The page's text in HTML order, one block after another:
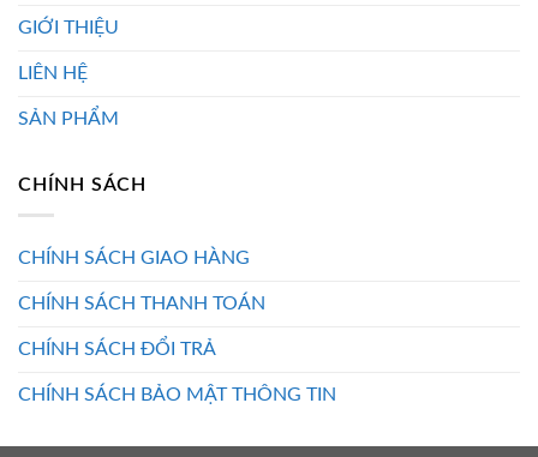
GIỚI THIỆU
LIÊN HỆ
SẢN PHẨM
CHÍNH SÁCH
CHÍNH SÁCH GIAO HÀNG
CHÍNH SÁCH THANH TOÁN
CHÍNH SÁCH ĐỔI TRẢ
CHÍNH SÁCH BẢO MẬT THÔNG TIN